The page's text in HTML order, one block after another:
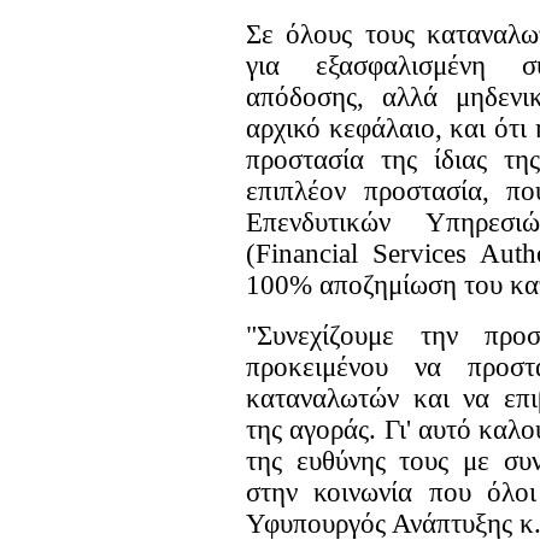
Σε όλους τους
για εξασφαλισμένη
απόδοσης, αλλά
αρχικό κεφάλαιο, και
προστασία της ίδιας
επιπλέον προστασία,
Επενδυτικών
(Financial Services
100% αποζημίωση του
"Συνεχίζουμε την
προκειμένου να
καταναλωτών και να
της αγοράς. Γι' αυτό
της ευθύνης τους με
στην κοινωνία που
Υφυπουργός Ανάπτυξης